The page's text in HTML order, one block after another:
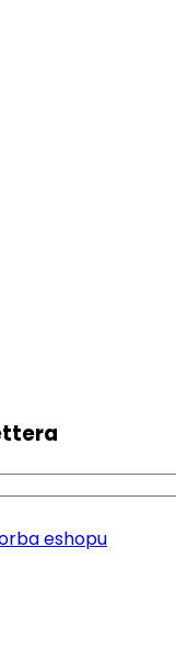
eshopu